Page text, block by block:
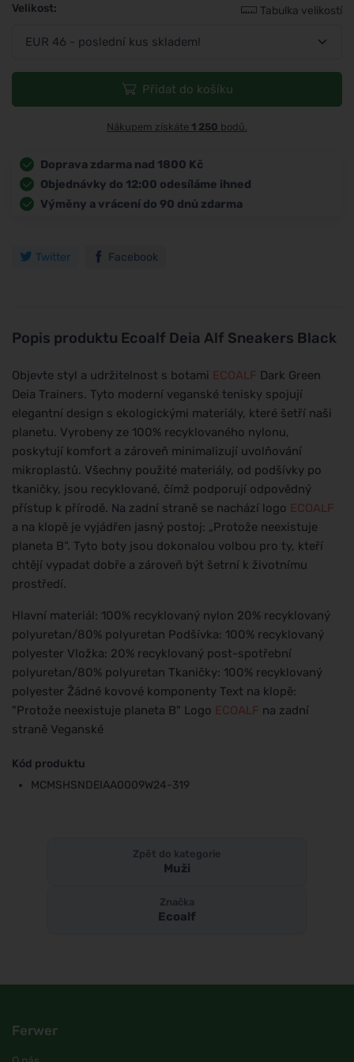
Popis produktu Ecoalf Deia Alf Sneakers Black
Objevte styl a udržitelnost s botami ECOALF Dark Green
Deia Trainers. Tyto moderní veganské tenisky spojují
elegantní design s ekologickými materiály, které šetří naši
planetu. Vyrobeny ze 100% recyklovaného nylonu,
poskytují komfort a zároveň minimalizují uvolňování
mikroplastů. Všechny použité materiály, od podšívky po
tkaničky, jsou recyklované, čímž podporují odpovědný
přístup k přírodě. Na zadní straně se nachází logo ECOALF
a na klopě je vyjádřen jasný postoj: „Protože neexistuje
planeta B“. Tyto boty jsou dokonalou volbou pro ty, kteří
chtějí vypadat dobře a zároveň být šetrní k životnímu
prostředí.
Hlavní materiál: 100% recyklovaný nylon 20% recyklovaný
polyuretan/80% polyuretan Podšívka: 100% recyklovaný
polyester Vložka: 20% recyklovaný post-spotřební
polyuretan/80% polyuretan Tkaničky: 100% recyklovaný
polyester Žádné kovové komponenty Text na klopě:
"Protože neexistuje planeta B" Logo ECOALF na zadní
straně Veganské
Kód produktu
MCMSHSNDEIAA0009W24-319
Velikost: Tabulka velikostí
Přidat do košíku
Nákupem získáte 1 250 bodů.
Doprava zdarma nad 1800 Kč
Objednávky do 12:00 odesíláme ihned
Výměny a vrácení do 90 dnů zdarma
Twitter Facebook
Zpět do kategorie
Muži
Značka
Ecoalf
Ferwer